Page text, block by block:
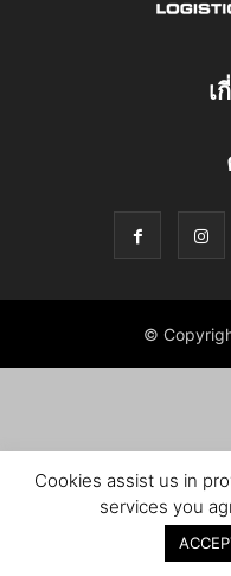
เ
©
Cookies assist us in
services you